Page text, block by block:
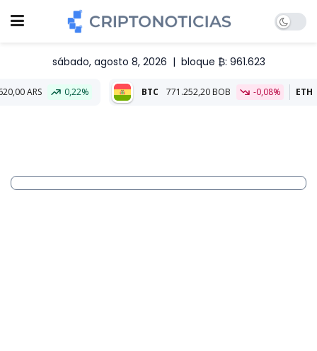
sábado, agosto 8, 2026 | bloque ₿: 961.623
0,22% BTC 771.252,20 BOB -0,08% ETH 22.800,22